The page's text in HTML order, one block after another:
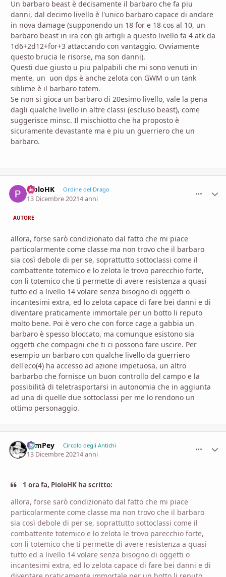
Un barbaro beast è decisamente il barbaro che fa piu
danni, dal decimo livello è l'unico barbaro capace di andare
in nova damage (supponendo un 18 for e 18 cos al 10, un
barbaro beast in ira con gli artigli a questo livello fa 4 atk da
1d6+2d12+for+3 attaccando con vantaggio. Ovviamente
questo brucia le risorse, ma son danni).
Questi due giusto u piu palpabili che mi sono venuti in
mente, un uon dps è anche zelota con GWM o un tank
siblime è il barbaro totem.
Se non si gioca un barbaro di 20esimo livello, vale la pena
dagli qualche livello in altre classi (escluso beast), come
suggerisce minsc. Il mischiotto che ha proposto è
sicuramente devastante ma e piu un guerriero che un
barbaro.
PioloHK Ordine del Drago
13 Dicembre 20214 anni
AUTORE
allora, forse sarò condizionato dal fatto che mi piace
particolarmente come classe ma non trovo che il barbaro
sia così debole di per se, soprattutto sottoclassi come il
combattente totemico e lo zelota le trovo parecchio forte,
con li totemico che ti permette di avere resistenza a quasi
tutto ed a livello 14 volare senza bisogno di oggetti o
incantesimi extra, ed lo zelota capace di fare bei danni e di
diventare praticamente immortale per un botto li reputo
molto bene. Poi è vero che con force cage a gabbia un
barbaro è spesso bloccato, ma comunque esistono sia
oggetti che compagni che ti ci possono fare uscire. Per
esempio un barbaro con qualche livello da guerriero
dell'eco(4) ha accesso ad azione impetuosa, un altro
barbarbo che fornisce un buon controllo del campo e la
possibilità di teletrasportarsi in autonomia che in aggiunta
ad una di quelle due sottoclassi per me lo rendono un
ottimo personaggio.
SamPey Circolo degli Antichi
13 Dicembre 20214 anni
1 ora fa, PioloHK ha scritto:
allora, forse sarò condizionato dal fatto che mi piace
particolarmente come classe ma non trovo che il barbaro
sia così debole di per se, soprattutto sottoclassi come il
combattente totemico e lo zelota le trovo parecchio forte,
con li totemico che ti permette di avere resistenza a quasi
tutto ed a livello 14 volare senza bisogno di oggetti o
incantesimi extra, ed lo zelota capace di fare bei danni e di